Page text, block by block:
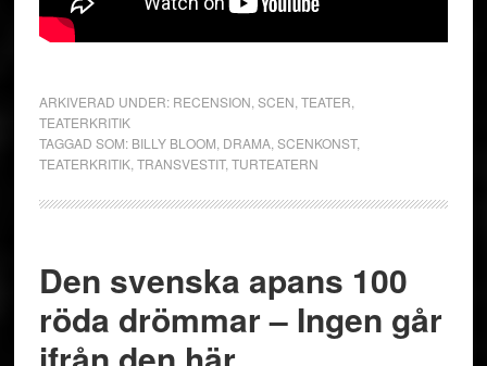
ARKIVERAD UNDER: RECENSION SCEN TEATER
TEATERKRITIK
TAGGAD SOM: BILLY BLOOM DRAMA, SCENKONST,
TEATERKRITIK, TRANSVESTIT, TURTEATERN
Den svenska apans 100
röda drömmar – Ingen går